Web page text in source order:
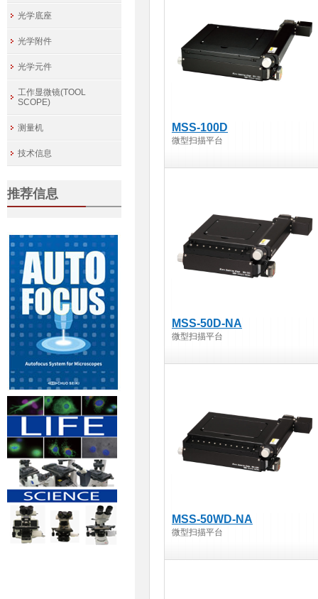
MSS-100D
微型扫描平台
MSS-50D-NA
微型扫描平台
MSS-50WD-NA
微型扫描平台
光学底座
光学附件
光学元件
工作显微镜(TOOL
SCOPE)
测量机
技术信息
推荐信息